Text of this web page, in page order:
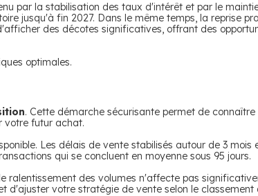
par la stabilisation des taux d'intérêt et par le
jusqu'à fin 2027. Dans le même temps, la reprise
des décotes significatives, offrant des
optimales.
. Cette démarche sécurisante permet de connaître
votre futur achat.
Les délais de vente stabilisés autour de 3 mois
qui se concluent en moyenne sous 95 jours.
ralentissement des volumes n'affecte pas
d'ajuster votre stratégie de vente selon le classement